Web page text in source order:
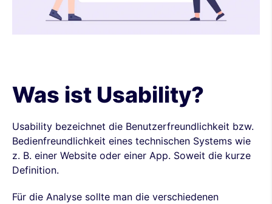
Was ist Usability?
Usability bezeichnet die Benutzerfreundlichkeit bzw.
Bedienfreundlichkeit eines technischen Systems wie
z. B. einer Website oder einer App. Soweit die kurze
Definition.
Für die Analyse sollte man die verschiedenen